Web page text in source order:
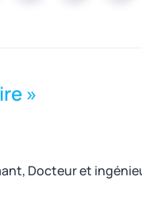
»
Docteur et